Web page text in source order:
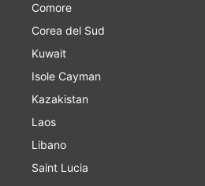
Comore
Corea del Sud
Kuwait
Isole Cayman
Kazakistan
Laos
Libano
Saint Lucia